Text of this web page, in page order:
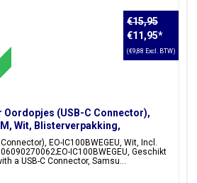
Oordopjes (USB-C Connector),
Wit, Blisterverpakking,
EO-IC100BWEGEU, Wit, Incl.
IC100BWEGEU, Geschikt
a USB-C Connector, Samsu...
€15,95
€11,95*
(€9,88 Excl. BTW)